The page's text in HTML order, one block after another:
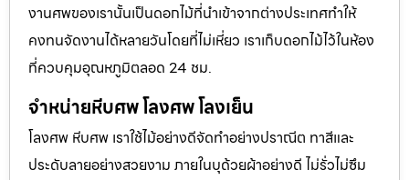
งานศพของเรานั้นเป็นดอกไม้ที่นำเข้าจากต่างประเทศทำให้
คงทนจัดงานได้หลายวันโดยที่ไม่เหี่ยว เราเก็บดอกไม้ไว้ในห้อง
ที่ควบคุมอุณหภูมิตลอด 24 ชม.
จำหน่ายหีบศพ โลงศพ โลงเย็น
โลงศพ หีบศพ เราใช้ไม้อย่างดีจัดทำอย่างปราณีต ทาสีและ
ประดับลายอย่างสวยงาม ภายในบุด้วยผ้าอย่างดี ไม่รั่วไม่ซึม